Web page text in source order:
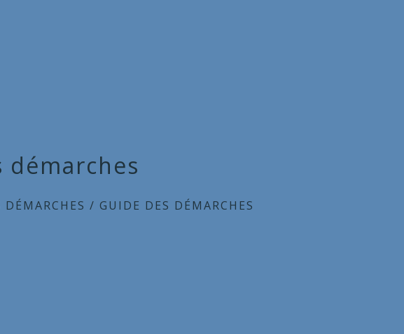
démarches
DÉMARCHES /GUIDE DES DÉMARCHES